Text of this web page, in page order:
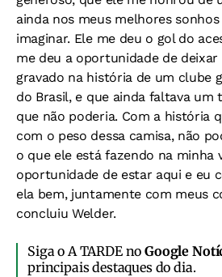
ainda nos meus melhores
imaginar. Ele me deu o gol do
me deu a oportunidade de
gravado na história de um clube
do Brasil, e que ainda faltava um
que não poderia. Com a história
com o peso dessa camisa, não
o que ele está fazendo na minha
oportunidade de estar aqui e eu
ela bem, juntamente com meus
concluiu Welder.
Siga o A TARDE noGoogle
principais destaques do dia.